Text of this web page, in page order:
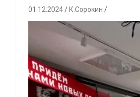
01.12.2024 К.Сорокин